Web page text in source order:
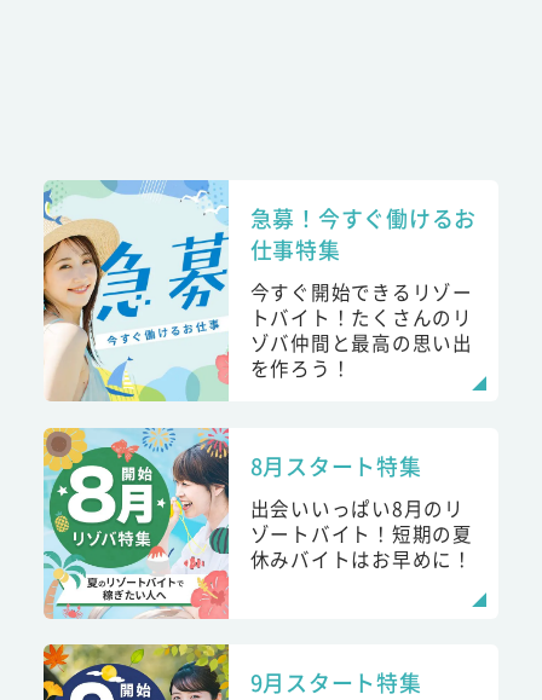
急募！今すぐ働けるお
仕事特集
今すぐ開始できるリゾー
トバイト！たくさんのリ
ゾバ仲間と最高の思い出
を作ろう！
8月スタート特集
出会いいっぱい8月のリ
ゾートバイト！短期の夏
休みバイトはお早めに！
9月スタート特集